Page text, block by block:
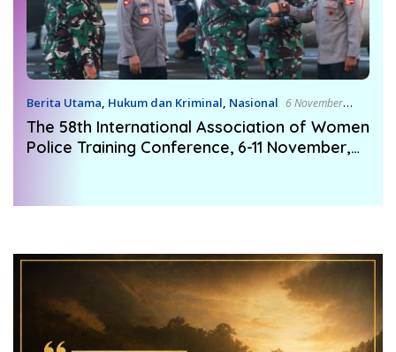
Berita Utama, Hukum dan Kriminal, Nasional 6 November
2021
The 58th International Association of Women
Police Training Conference, 6-11 November,